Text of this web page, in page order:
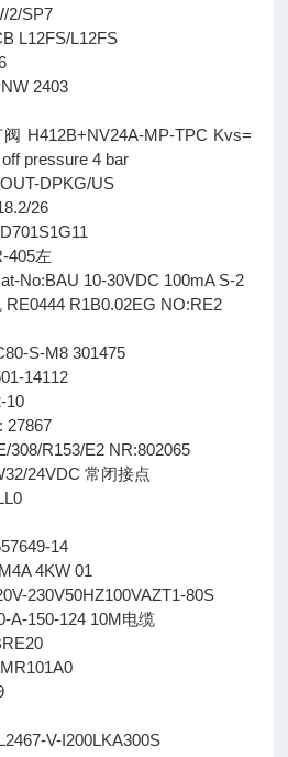
2/SP7
L12FS/L12FS
2403
H412B+NV24A-MP-TPC Kvs=
off pressure 4 bar
DPKG/US
26
405左
No:BAU 10-30VDC 100mA S-2
R1B0.02EG NO:RE2
S-M8 301475
14112
10
27867
308/R153/E2 NR:802065
24VDC 常闭接点
14
4KW 01
230V50HZ100VAZT1-80S
A-150-124 10M电缆
V-I200LKA300S